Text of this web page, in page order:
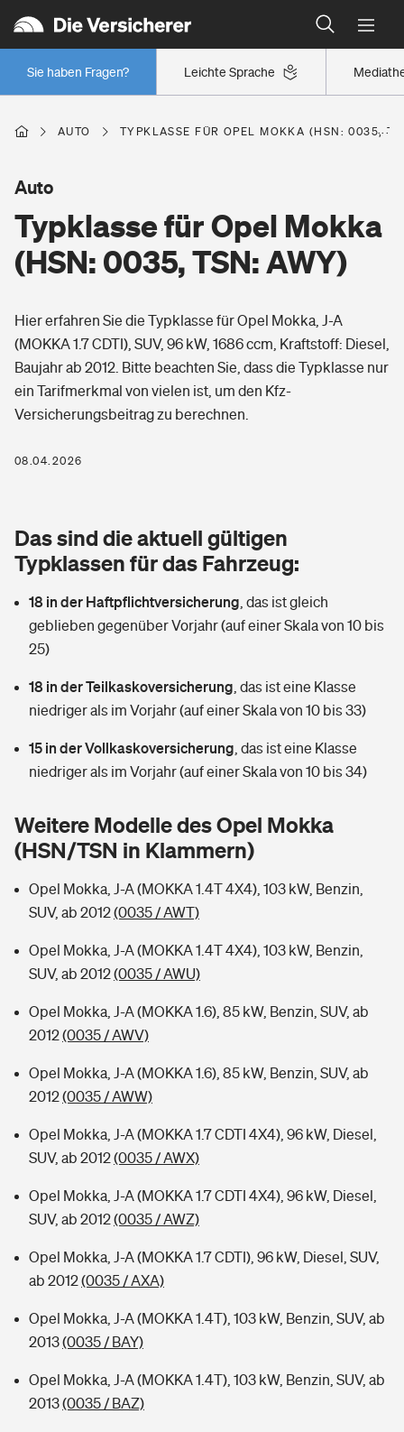
Leichte Sprache
Sie haben Fragen?
Wer versichert was: Jetzt Versicherer finden
Regionalklassen: So ist Ihre Region eingestuft
Wer versichert was: Jetzt Versicherer finden
Berufsunfähigkeitsversicherung
Erwerbsunfähigkeitsversicherung
Grundfähigkeitsversicherung
Arbeitsrechtsschutz
Berufshaftpflichtversicherung
Zur Übersicht
Tools
Wer versichert was: Jetzt Versicherer finden
Sie haben Fragen?
Wohnen
Glasversicherung
Mietkautionsversicherung
Restkreditversicherung
Hochwasser-Check: Wie gefährdet ist Ihr Haus?
Wer versichert was: Jetzt Versicherer finden
Sie haben Fragen?
Freizeit
Pri­vate Haft­pflicht­
Kinderunfall­ver­si­che­rung
Kinderinvalidität
Hundehalter-Haftpflicht
Private Cyberversicherung
Musikinstrumentenversicherung
Zur Übersicht
Tools
Kinderunfall-Check: Mehr Sicherheit für deine Kids
Sie haben Fragen?
Gesundheit
Private Krankenversicherung
Dread-Disease-Versicherung
Tierkrankenversicherung
Zur Übersicht
Tools
Wer versichert was: Jetzt Versicherer finden
Sie haben Fragen?
Rentenrechner: Wie viel Geld bekomme ich im Alter?
AUTO TYPKLASSE FÜR OPEL MOKKA (HSN: 0035,
Typklasse für Opel Mokka
(HSN: 0035, TSN: AWY)
Auto
Hier erfahren Sie die Typklasse für Opel Mokka, J-A
(MOKKA 1.7 CDTI), SUV, 96 kW, 1686 ccm, Kraftstoff: Diesel,
Baujahr ab 2012. Bitte beachten Sie, dass die Typklasse nur
ein Tarifmerkmal von vielen ist, um den Kfz-
Versicherungsbeitrag zu berechnen.
08.04.2026
Das sind die aktuell gültigen
Typklassen für das Fahrzeug:
18 in der Haftpflichtversicherung das ist gleich
geblieben gegenüber Vorjahr (auf einer Skala von 10 bis
25)
18 in der Teilkaskoversicherung das ist eine Klasse
niedriger als im Vorjahr (auf einer Skala von 10 bis 33)
15 in der Vollkaskoversicherung das ist eine Klasse
niedriger als im Vorjahr (auf einer Skala von 10 bis 34)
Weitere Modelle des Opel Mokka
(HSN/TSN in Klammern)
Opel Mokka, J-A (MOKKA 1.4T 4X4), 103 kW, Benzin,
SUV, ab 2012(0035 / AWT)
Opel Mokka, J-A (MOKKA 1.4T 4X4), 103 kW, Benzin,
SUV, ab 2012(0035 / AWU)
Opel Mokka, J-A (MOKKA 1.6), 85 kW, Benzin, SUV, ab
2012(0035 / AWV)
Opel Mokka, J-A (MOKKA 1.6), 85 kW, Benzin, SUV, ab
2012(0035 / AWW)
Opel Mokka, J-A (MOKKA 1.7 CDTI 4X4), 96 kW, Diesel,
SUV, ab 2012(0035 / AWX)
Opel Mokka, J-A (MOKKA 1.7 CDTI 4X4), 96 kW, Diesel,
SUV, ab 2012(0035 / AWZ)
Opel Mokka, J-A (MOKKA 1.7 CDTI), 96 kW, Diesel, SUV,
ab 2012(0035 / AXA)
Opel Mokka, J-A (MOKKA 1.4T), 103 kW, Benzin, SUV, ab
2013(0035 / BAY)
Opel Mokka, J-A (MOKKA 1.4T), 103 kW, Benzin, SUV, ab
2013(0035 / BAZ)